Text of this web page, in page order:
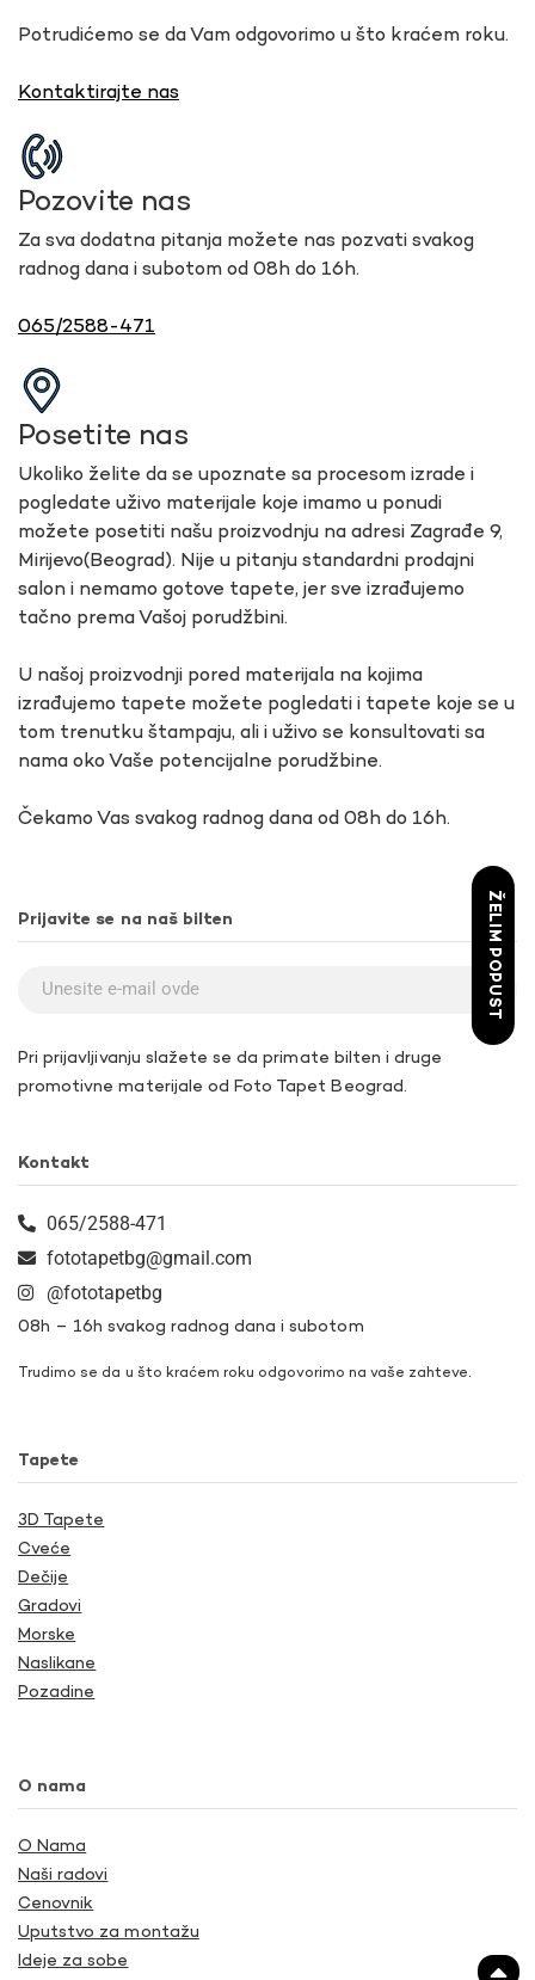
Potrudićemo se da Vam odgovorimo u što kraćem roku.
Kontaktirajte nas
Pozovite nas
Za sva dodatna pitanja možete nas pozvati svakog
radnog dana i subotom od 08h do 16h.
065/2588-471
Posetite nas
Ukoliko želite da se upoznate sa procesom izrade i
pogledate uživo materijale koje imamo u ponudi
možete posetiti našu proizvodnju na adresi Zagrađe 9,
Mirijevo(Beograd). Nije u pitanju standardni prodajni
salon i nemamo gotove tapete, jer sve izrađujemo
tačno prema Vašoj porudžbini.
U našoj proizvodnji pored materijala na kojima
izrađujemo tapete možete pogledati i tapete koje se u
tom trenutku štampaju, ali i uživo se konsultovati sa
nama oko Vaše potencijalne porudžbine.
Čekamo Vas svakog radnog dana od 08h do 16h.
Prijavite se na naš bilten
Pri prijavljivanju slažete se da primate bilten i druge
promotivne materijale od Foto Tapet Beograd.
Kontakt
065/2588-471
fototapetbg@gmail.com
@fototapetbg
08h – 16h svakog radnog dana i subotom
Trudimo se da u što kraćem roku odgovorimo na vaše zahteve.
Tapete
3D Tapete
Cveće
Dečije
Gradovi
Morske
Naslikane
Pozadine
O nama
O Nama
Naši radovi
Cenovnik
Uputstvo za montažu
Ideje za sobe
ŽELIM POPUST